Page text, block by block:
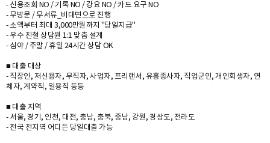
- 신용조회 NO / 기록 NO / 강요 NO / 카드 요구 NO
- 무방문 / 무서류_비대면으로 진행
- 소액부터 최대 3,000만원까지 ''당일지급''
- 우수 친철 상담원 1:1 맞춤 설계
- 심야 / 주말 / 휴일 24시간 상담 OK
■ 대출 대상
- 직장인, 저신용자, 무직자, 사업자, 프리랜서, 유흥종사자, 직업군인, 개인회생자, 연
체자, 계약직, 일용직 등등
■ 대출 지역
- 서울, 경기, 인천, 대전, 충남, 충북, 중남, 강원, 경상도, 전라도
- 전국 전지역 어디든 당일대출 가능